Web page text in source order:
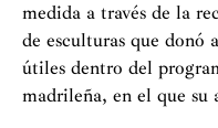
medida a través de la
de esculturas que
útiles dentro del
madrileña, en el que su